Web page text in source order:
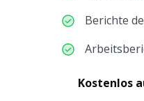
Berichte
Kostenlos